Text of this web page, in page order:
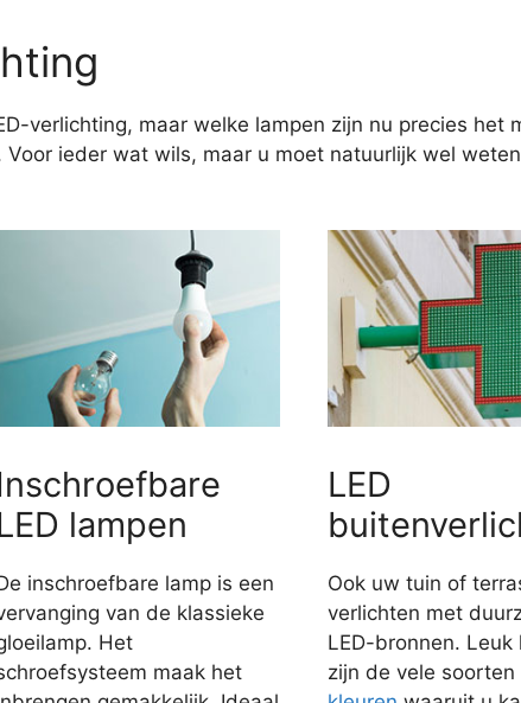
verlichting, maar welke lampen zijn nu precies het
ieder wat wils, maar u moet natuurlijk wel
lampen
inschroefbare lamp is een
van de klassieke
Het
maak het
LED
Ook uw tuin of
verlichten met
LED-bronnen. Leuk
zijn de vele soorten